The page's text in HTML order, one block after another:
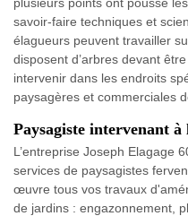
plusieurs points ont poussé
savoir-faire techniques et
élagueurs peuvent travailler
disposent d’arbres devant
intervenir dans les endroits
paysagères et commerciales
Paysagiste intervenant
L’entreprise Joseph Elagage
services de paysagistes
œuvre tous vos travaux
de jardins : engazonnement,